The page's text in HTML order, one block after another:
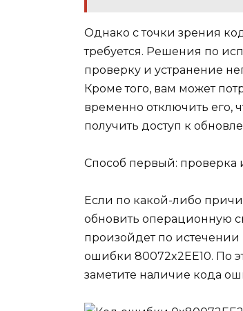
Однако с точки зрения
требуется. Решения по
проверку и устранение
Кроме того, вам может
временно отключить его,
получить доступ к
Способ первый: проверка
Если по какой-либо
обновить операционную
произойдет по
ошибки 80072x2EE10. По
заметите наличие кода